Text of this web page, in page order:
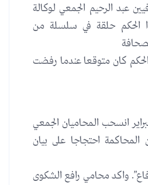
عبد الرحيم الجمعي لوكالة
الحكم حلقة في سلسلة من
كان متوقعا عندما رفضت
انسحب المحاميان الجمعي
المحاكمة احتجاجا على بيان
واكد محامي رافع الشكوى